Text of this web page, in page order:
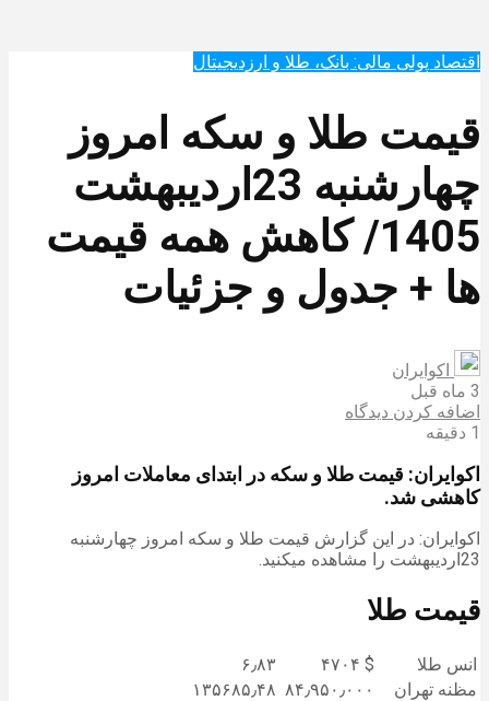
اقتصاد پولی مالی: بانک، طلا و ارزدیجیتال‌
قیمت طلا و سکه امروز
چهارشنبه 23اردیبهشت
1405/ کاهش همه قیمت
ها + جدول و جزئیات
اکوایران
3 ماه قبل
اضافه کردن دیدگاه
1 دقیقه
اکوایران: قیمت طلا و سکه در ابتدای معاملات امروز
کاهشی شد.
اکوایران: در این گزارش قیمت طلا و سکه امروز چهارشنبه
23اردیبهشت را مشاهده میکنید.
قیمت طلا
انس طلا $ ۴۷۰۴
مظنه تهران
۸۴٫۹۵۰٫۰۰۰